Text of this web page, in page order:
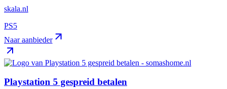
skala.nl
PS5
Naar aanbieder
Playstation 5 gespreid betalen